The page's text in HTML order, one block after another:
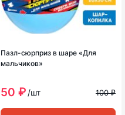
Пазл-сюрприз в шаре «Для
мальчиков»
50 ₽ /шт 100 ₽